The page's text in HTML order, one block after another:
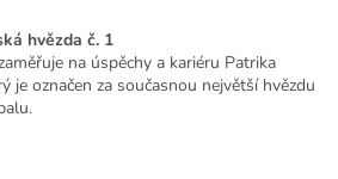
hvězda č. 1
na úspěchy a kariéru Patrika
je označen za současnou největší hvězdu